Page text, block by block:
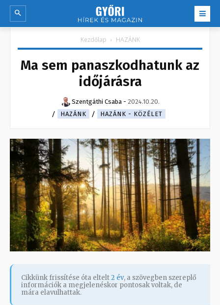
Kezdőlap HAZÁNK
Ma sem panaszkodhatunk az
időjárásra
Szentgáthi Csaba - 2024.10.20.
HAZÁNK
HAZÁNK - KÖZÉLET
Cikkünk frissítése óta eltelt2 év, a szövegben szereplő
információk a megjelenéskor pontosak voltak, de
mára elavulhattak.